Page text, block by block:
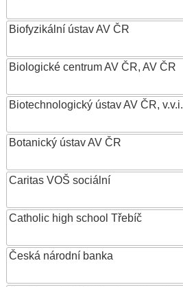
Biofyzikální ústav AV ČR
Biologické centrum AV ČR, AV ČR
Biotechnologický ústav AV ČR, v.v.i.
Botanický ústav AV ČR
Caritas VOŠ sociální
Catholic high school Třebíč
Česká národní banka